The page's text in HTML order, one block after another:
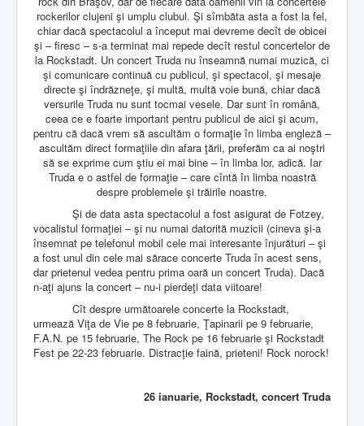
rockerilor clujeni şi umplu clubul. Şi sîmbăta asta a fost la fel,
chiar dacă spectacolul a început mai devreme decît de obicei
şi – firesc – s-a terminat mai repede decît restul concertelor de
la Rockstadt. Un concert Truda nu înseamnă numai muzică, ci
şi comunicare continuă cu publicul, şi spectacol, şi mesaje
directe şi îndrăzneţe, şi multă, multă voie bună, chiar dacă
versurile Truda nu sunt tocmai vesele. Dar sunt în română,
ceea ce e foarte important pentru publicul de aici şi acum,
pentru că dacă vrem să ascultăm o formaţie în limba engleză –
ascultăm direct formaţiile din afara ţării, preferăm ca ai noştri
să se exprime cum ştiu ei mai bine – în limba lor, adică. Iar
Truda e o astfel de formaţie – care cîntă în limba noastră
despre problemele şi trăirile noastre.
Şi de data asta spectacolul a fost asigurat de Fotzey,
vocalistul formaţiei – şi nu numai datorită muzicii (cineva şi-a
însemnat pe telefonul mobil cele mai interesante înjurături – şi
a fost unul din cele mai sărace concerte Truda în acest sens,
dar prietenul vedea pentru prima oară un concert Truda). Dacă
n-aţi ajuns la concert – nu-i pierdeţi data viitoare!
Cît despre următoarele concerte la Rockstadt,
urmează Viţa de Vie pe 8 februarie, Ţapinarii pe 9 februarie,
F.A.N. pe 15 februarie, The Rock pe 16 februarie şi Rockstadt
Fest pe 22-23 februarie. Distracţie faină, prieteni! Rock norock!
26 ianuarie, Rockstadt, concert Truda